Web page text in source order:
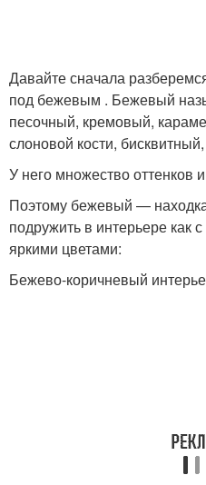
Давайте сначала
под бежевым . Бежевый
песочный, кремовый,
слоновой кости,
У него множество оттенков
Поэтому бежевый —
подружить в интерьере как
яркими цветами:
Бежево-коричневый